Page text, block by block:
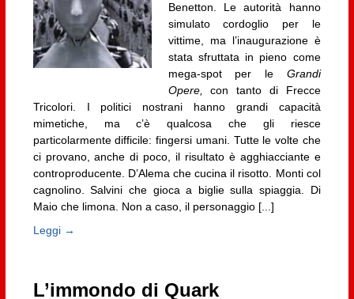
Benetton. Le autorità hanno
simulato cordoglio per le
vittime, ma l’inaugurazione è
stata sfruttata in pieno come
mega-spot per le Grandi
Opere, con tanto di Frecce
Tricolori. I politici nostrani hanno grandi capacità
mimetiche, ma c’è qualcosa che gli riesce
particolarmente difficile: fingersi umani. Tutte le volte che
ci provano, anche di poco, il risultato è agghiacciante e
controproducente. D’Alema che cucina il risotto. Monti col
cagnolino. Salvini che gioca a biglie sulla spiaggia. Di
Maio che limona. Non a caso, il personaggio [...]
Leggi →
L’immondo di Quark